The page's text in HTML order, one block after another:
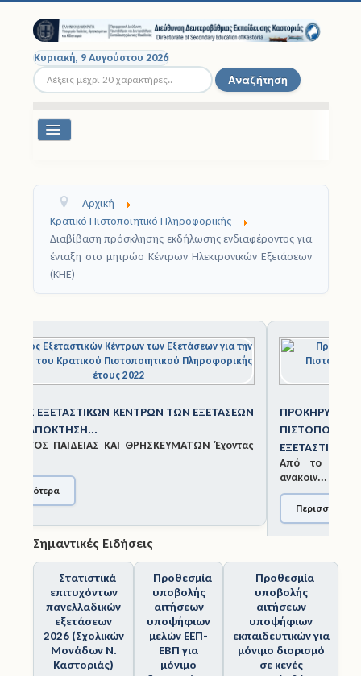
Κυριακή, 9 Αυγούστου 2026
Αναζήτηση... Αναζήτηση
Εναλλαγή
Σχολικές Μονάδες
Εκπαιδευτικοί
Σχολικές Εκδρομές
Νομοθεσία
Έντυπα
Ηλεκτρονικές Υπηρεσίες
Αρχική
Κρατικό Πιστοποιητικό Πληροφορικής
Διαβίβαση πρόσκλησης εκδήλωσης ενδιαφέροντος για
ένταξη στο μητρώο Κέντρων Ηλεκτρονικών Εξετάσεων
(ΚΗΕ)
1 2 3 4 5 6 7 8 9 1
0
ΠΡΟΚΉΡΥΞΗ ΔΙΕΞΑΓΩΓΉΣ ΕΞΕΤΆΣΕΩΝ ΚΡΑΤΙΚΟΎ
ΠΙΣΤΟΠΟΙΗΤΙΚΟΎ ΠΛΗΡΟΦΟΡΙΚΉΣ Α'
ΕΞΕΤΑΣΤΙΚΉΣ...
Από το Υπουργείο Παιδείας και Θρησκευμάτων
ανακοιν...
Περισσότερα
Σημαντικές Ειδήσεις
Στατιστικά
επιτυχόντων
πανελλαδικών
εξετάσεων
2026 (Σχολικών
Μονάδων Ν.
Προθεσμία
υποβολής
αιτήσεων
υποψήφιων
μελών ΕΕΠ-
ΕΒΠ για
Προθεσμία
υποβολής
αιτήσεων
υποψήφιων
εκπαιδευτικών για
μόνιμο διορισμό